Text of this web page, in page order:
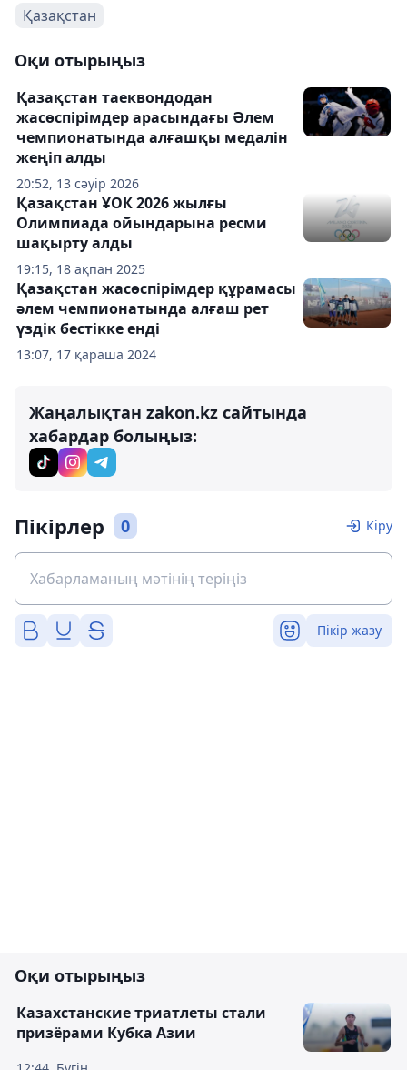
Қазақстан
Оқи отырыңыз
20:52, 13 сәуір 2026
Қазақстан таеквондодан
жасөспірімдер арасындағы Әлем
чемпионатында алғашқы медалін
жеңіп алды
19:15, 18 ақпан 2025
Қазақстан ҰОК 2026 жылғы
Олимпиада ойындарына ресми
шақырту алды
13:07, 17 қараша 2024
Қазақстан жасөспірімдер құрамасы
әлем чемпионатында алғаш рет
үздік бестікке енді
Жаңалықтан zakon.kz сайтында
хабардар болыңыз:
Пікірлер 0 Кіру
Пікір жазу
Оқи отырыңыз
Казахстанские триатлеты стали
призёрами Кубка Азии